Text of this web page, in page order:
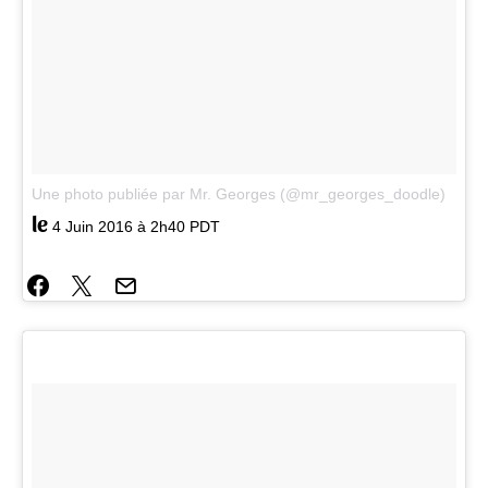
Une photo publiée par Mr. Georges (@mr_georges_doodle)
le 4 Juin 2016 à 2h40 PDT